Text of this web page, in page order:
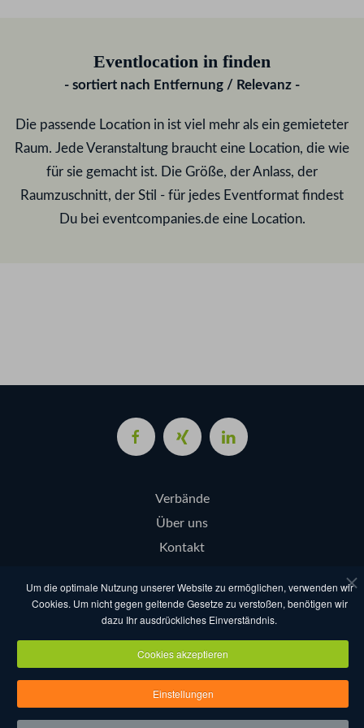
Eventlocation in finden
- sortiert nach Entfernung / Relevanz -
Die passende Location in ist viel mehr als ein gemieteter
Raum. Jede Veranstaltung braucht eine Location, die wie
für sie gemacht ist. Die Größe, der Anlass, der
Raumzuschnitt, der Stil - für jedes Eventformat findest
Du bei eventcompanies.de eine Location.
Verbände
Über uns
Kontakt
Datenschutz Nutzungsbestimmungen
Impressum
Copyright eventcompanies.de 2025
Um die optimale Nutzung unserer Website zu ermöglichen, verwenden wir
Cookies. Um nicht gegen geltende Gesetze zu verstoßen, benötigen wir
dazu Ihr ausdrückliches Einverständnis.
Cookies akzeptieren
Einstellungen